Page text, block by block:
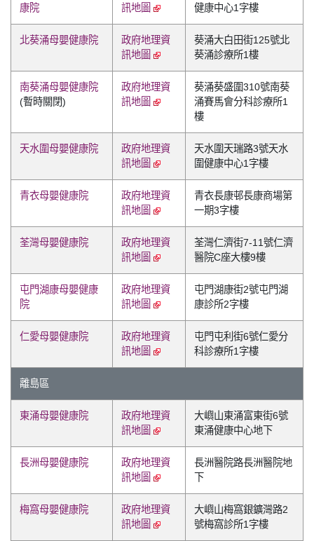
康院
訊地圖
健康中心1字樓
北葵涌母嬰健康院
政府地理資
訊地圖
葵涌大白田街125號北
葵涌診療所1樓
南葵涌母嬰健康院
(暫時關閉)
政府地理資
訊地圖
葵涌葵盛圍310號南葵
涌賽馬會分科診療所1
樓
天水圍母嬰健康院
政府地理資
訊地圖
天水圍天瑞路3號天水
圍健康中心1字樓
青衣母嬰健康院
政府地理資
訊地圖
青衣長康邨長康商場第
一期3字樓
荃灣母嬰健康院
政府地理資
訊地圖
荃灣仁濟街7-11號仁濟
醫院C座大樓9樓
屯門湖康母嬰健康
院
政府地理資
訊地圖
屯門湖康街2號屯門湖
康診所2字樓
仁愛母嬰健康院
政府地理資
訊地圖
屯門屯利街6號仁愛分
科診療所1字樓
離島區
東涌母嬰健康院
政府地理資
訊地圖
大嶼山東涌富東街6號
東涌健康中心地下
長洲母嬰健康院
政府地理資
訊地圖
長洲醫院路長洲醫院地
下
梅窩母嬰健康院
政府地理資
訊地圖
大嶼山梅窩銀鑛灣路2
號梅窩診所1字樓